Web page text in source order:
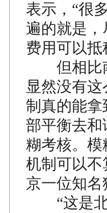
表示，“很
遍的就是
费用可以抵
但相比南
显然没有
制真的能拿
部平衡去
糊考核。
机制可以不
京一位知名
“这是北